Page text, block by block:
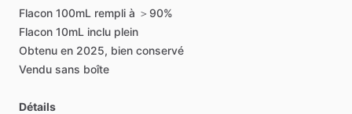
Flacon 100mL rempli à ＞90%
Flacon 10mL inclu plein
Obtenu en 2025, bien conservé
Vendu sans boîte
Détails